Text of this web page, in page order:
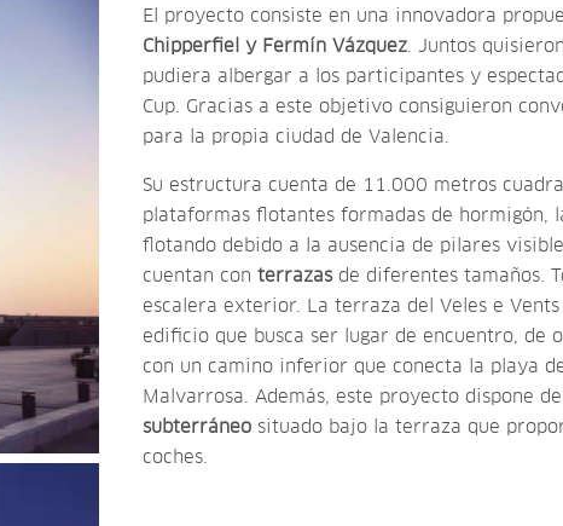
El proyecto consiste en una innovadora
Chipperfiel y Fermín Vázquez. Juntos
pudiera albergar a los participantes y
Cup. Gracias a este objetivo consiguieron
para la propia ciudad de Valencia.
Su estructura cuenta de 11.000 metros
plataformas flotantes formadas de hormigón,
flotando debido a la ausencia de pilares
cuentan con terrazas de diferentes tamaños.
escalera exterior. La terraza del Veles e
edificio que busca ser lugar de encuentro, de
con un camino inferior que conecta la playa
Malvarrosa. Además, este proyecto dispone
subterráneo situado bajo la terraza que
coches.